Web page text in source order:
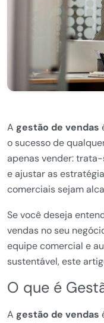
A gestão de vendas
o sucesso de
apenas vender:
e ajustar as
comerciais sejam
Se você deseja
vendas no seu
equipe comercial e
sustentável, este
O que é
A gestão de vendas